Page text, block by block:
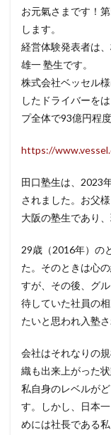
お元氣さまです！
します。
経営体験発表者は
雄一 塾生です。
株式会社ベッセル
したドライバーを
プ全体で93億円程
https://
田口塾生は、2023
されました。お父
大阪の塾生であり
29歳（2016年）の
た。そのときは心
すが、その後、グ
待していた社員の
たいと思われ入塾さ
会社はそれなりの
織も出来上がった
私自身のレベルが
す。しかし、日本
めには社長である